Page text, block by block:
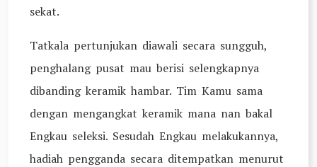
sekat.
Tatkala pertunjukan diawali secara sungguh,
penghalang pusat mau berisi selengkapnya
dibanding keramik hambar. Tim Kamu sama
dengan mengangkat keramik mana nan bakal
Engkau seleksi. Sesudah Engkau melakukannya,
hadiah pengganda secara ditempatkan menurut